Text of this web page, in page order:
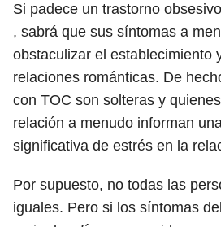
Si padece un trastorno
, sabrá que sus síntomas a
obstaculizar el establecimiento
relaciones románticas. De
con TOC son solteras y
relación a menudo informan
significativa de estrés en la
Por supuesto, no todas las
iguales. Pero si los síntomas